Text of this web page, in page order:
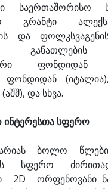
საერთაშორისო
გრანტი
და
განათლების
ფონდიდან
ფონდიდან
და სხვა.
ინტერესთა სფერო
ბოლო
სფერო
2D ორფენოვანი